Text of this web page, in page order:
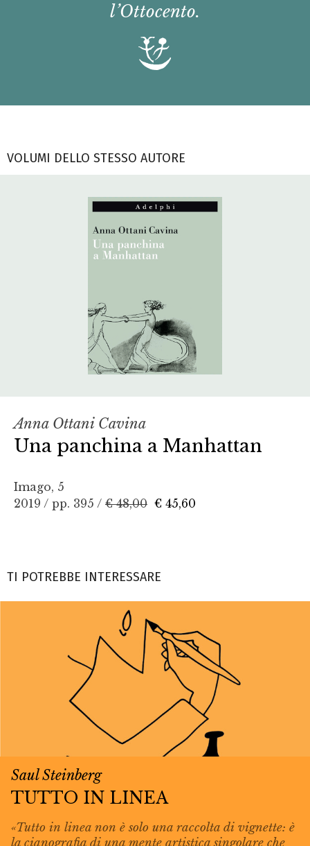
l’Ottocento.
VOLUMI DELLO STESSO AUTORE
Anna Ottani Cavina
Una panchina a Manhattan
Imago, 5
2019 / pp. 395 / € 48,00 € 45,60
TI POTREBBE INTERESSARE
Saul Steinberg
TUTTO IN LINEA
«Tutto in linea non è solo una raccolta di vignette: è